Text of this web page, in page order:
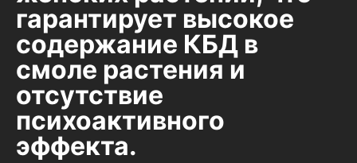
гарантирует высокое
содержание КБД в
смоле растения и
отсутствие
психоактивного
эффекта.